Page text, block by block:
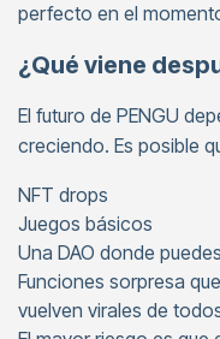
perfecto en el
¿Qué viene
El futuro de PENGU
creciendo. Es posible
NFT drops
Juegos básicos
Una DAO donde
Funciones sorpresa
vuelven virales de